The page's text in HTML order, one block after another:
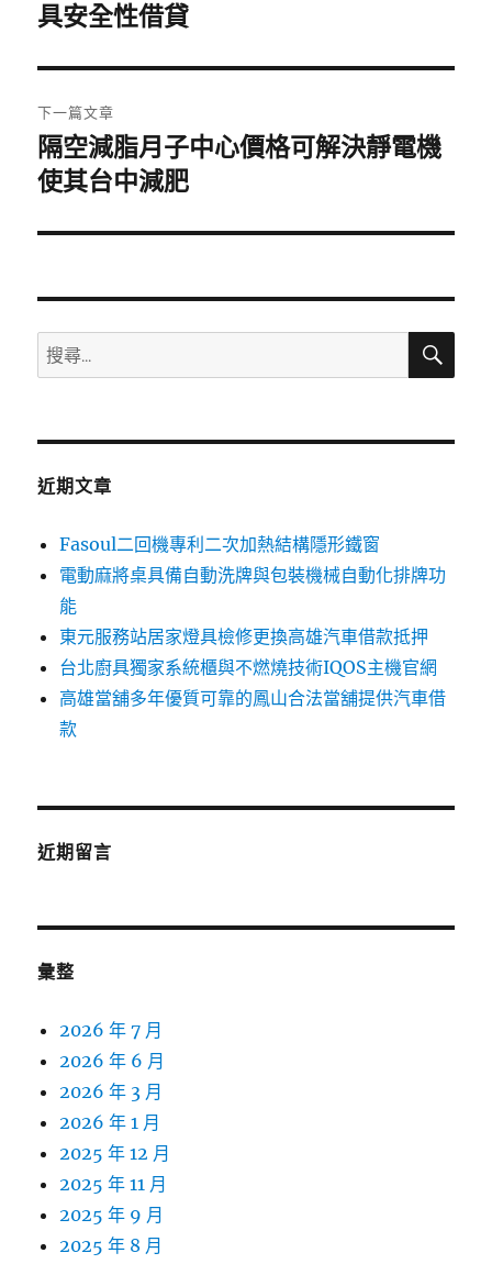
導
覽
一
文
章:
具安全性借貸
下一篇文章
下
一
文
隔空減脂月子中心價格可解決靜電機
使其台中減肥
搜
尋
鍵
搜
近期文章
Fasoul二回機專利二次加熱結構隱形鐵窗
電動麻將桌具備自動洗牌與包裝機械自動化排牌功
能
東元服務站居家燈具檢修更換高雄汽車借款抵押
台北廚具獨家系統櫃與不燃燒技術IQOS主機官網
高雄當舖多年優質可靠的鳳山合法當舖提供汽車借
款
近期留言
彙整
2026 年 7 月
2026 年 6 月
2026 年 3 月
2026 年 1 月
2025 年 12 月
2025 年 11 月
2025 年 9 月
2025 年 8 月